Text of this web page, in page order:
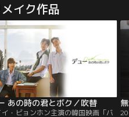
イク作品
あの時の君とボク／吹替
イ・ビョンホン主演の韓国映画「バ